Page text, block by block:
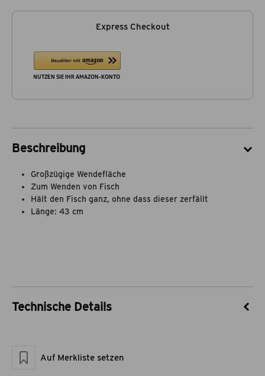
Express Checkout
Beschreibung
Großzügige Wendefläche
Zum Wenden von Fisch
Hält den Fisch ganz, ohne dass dieser zerfällt
Länge: 43 cm
Technische Details
MaterialAuf Merkliste setzen